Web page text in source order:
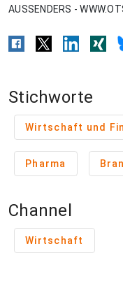
AUSSENDERS -
Stichworte
Wirtschaft und
Pharma
Channel
Wirtschaft